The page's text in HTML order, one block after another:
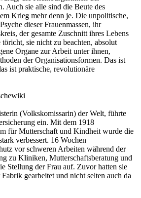
Auch sie alle sind die Beute des
Krieg mehr denn je. Die unpolitische,
dieser Frauenmassen, ihr
der gesamte Zuschnitt ihres Lebens
töricht, sie nicht zu beachten, absolut
Organe zur Arbeit unter ihnen,
der Organisationsformen. Das ist
ist praktische, revolutionäre
(Volkskomissarin) der Welt, führte
ein. Mit dem 1918
für Mutterschaft und Kindheit wurde die
verbessert. 16 Wochen
vor schweren Arbeiten während der
zu Kliniken, Mutterschaftsberatung und
Stellung der Frau auf. Zuvor hatten sie
gearbeitet und nicht selten auch da